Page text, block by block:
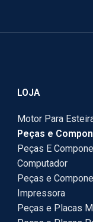
LOJA
Motor Para
Peças e
Peças E
Computador
Peças e
Impressora
Peças e Placas